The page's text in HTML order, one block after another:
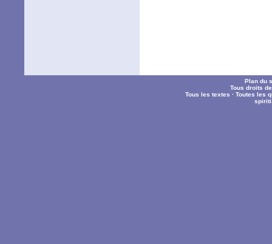
Plan du
Tous droits
Tous les textes ·Toutes les